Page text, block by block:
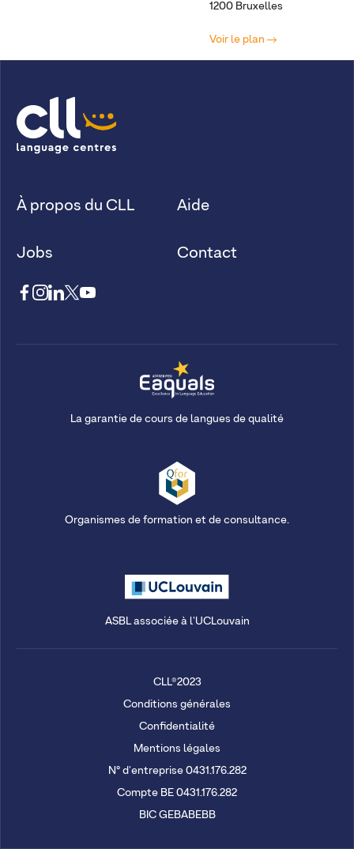
1200 Bruxelles
Voir le plan
À propos du CLL
Jobs
Aide
Contact
La garantie de cours de langues de qualité
Organismes de formation et de consultance.
ASBL associée à l'UCLouvain
CLL®2023
Conditions générales
Confidentialité
Mentions légales
N° d'entreprise 0431.176.282
Compte BE 0431.176.282
BIC GEBABEBB